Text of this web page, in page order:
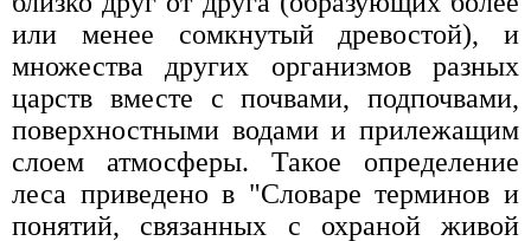
или менее сомкнутый древостой), и
множества других организмов разных
царств вместе с почвами, подпочвами,
поверхностными водами и прилежащим
слоем атмосферы. Такое определение
леса приведено в "Словаре терминов и
понятий, связанных с охраной живой